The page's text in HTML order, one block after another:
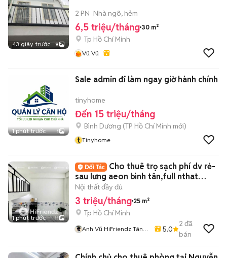
43 giây trước 9
2 PN Nhà ngõ, hẻm
6,5 triệu/tháng 30 m²
Tp Hồ Chí Minh
Vũ Vũ
1 phút trước 1
Sale admin đi làm ngay giờ hành chính
tinyhome
Đến 15 triệu/tháng
Bình Dương (TP Hồ Chí Minh mới)
t Tinyhome
1 phút trước 11
Cho thuê trọ sạch phí dv rẻ-
sau lưng aeon bình tân,full nthat
thoáng
Nội thất đầy đủ
3 triệu/tháng 25 m²
Tp Hồ Chí Minh
Anh Vũ HiFriendz Tân
5.0
2 đã
bán